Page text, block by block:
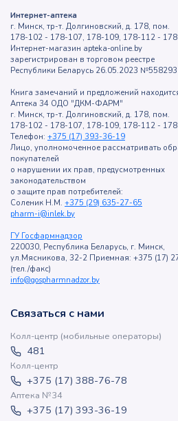
Интернет-аптека
г. Минск, тр-т. Долгиновский, д. 178, пом.
178-102 - 178-107, 178-109, 178-112 -
Интернет-магазин apteka-online.by
зарегистрирован в торговом реестре
Республики Беларусь 26.05.2023 №558293
Книга замечаний и предложений
Аптека 34 ОДО "ДКМ-ФАРМ"
г. Минск, тр-т. Долгиновский, д. 178, пом.
178-102 - 178-107, 178-109, 178-112 -
Телефон: +375 (17) 393-36-19
Лицо, уполномоченное рассматривать
покупателей
о нарушении их прав, предусмотренных
законодательством
о защите прав потребителей:
Соленик Н.М. +375 (29) 635-27-65
pharm-i@inlek.by
ГУ Госфармнадзор
220030, Республика Беларусь, г. Минск,
ул.Мясникова, 32-2 Приемная: +375 (17)
(тел./факс)
info@gospharmnadzor.by
Связаться с нами
Колл-центр (мобильные операторы)
481
Колл-центр
+375 (17) 388-76-78
Аптека №34
+375 (17) 393-36-19